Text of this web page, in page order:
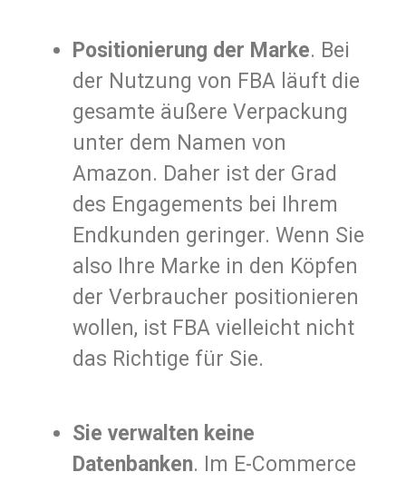
Positionierung der Marke. Bei
der Nutzung von FBA läuft die
gesamte äußere Verpackung
unter dem Namen von
Amazon. Daher ist der Grad
des Engagements bei Ihrem
Endkunden geringer. Wenn Sie
also Ihre Marke in den Köpfen
der Verbraucher positionieren
wollen, ist FBA vielleicht nicht
das Richtige für Sie.
Sie verwalten keine
Datenbanken. Im E-Commerce